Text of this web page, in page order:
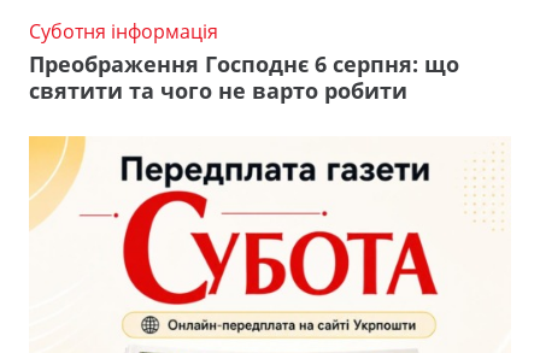
Суботня інформація
Преображення Господнє 6 серпня: що
святити та чого не варто робити